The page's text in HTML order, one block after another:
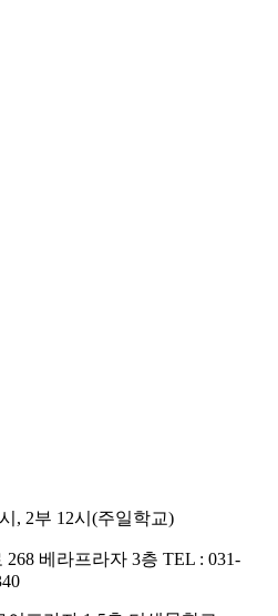
, 2부 12시(주일학교)
베라프라자 3층 TEL : 031-